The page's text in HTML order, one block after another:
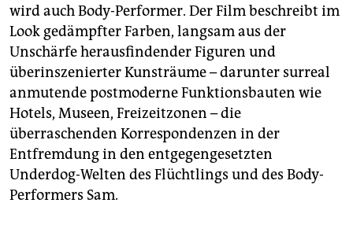
wird auch Body-Performer. Der Film beschreibt im
Look gedämpfter Farben, langsam aus der
Unschärfe herausfindender Figuren und
überinszenierter Kunsträume – darunter surreal
anmutende postmoderne Funktionsbauten wie
Hotels, Museen, Freizeitzonen – die
überraschenden Korrespondenzen in der
Entfremdung in den entgegengesetzten
Underdog-Welten des Flüchtlings und des Body-
Performers Sam.